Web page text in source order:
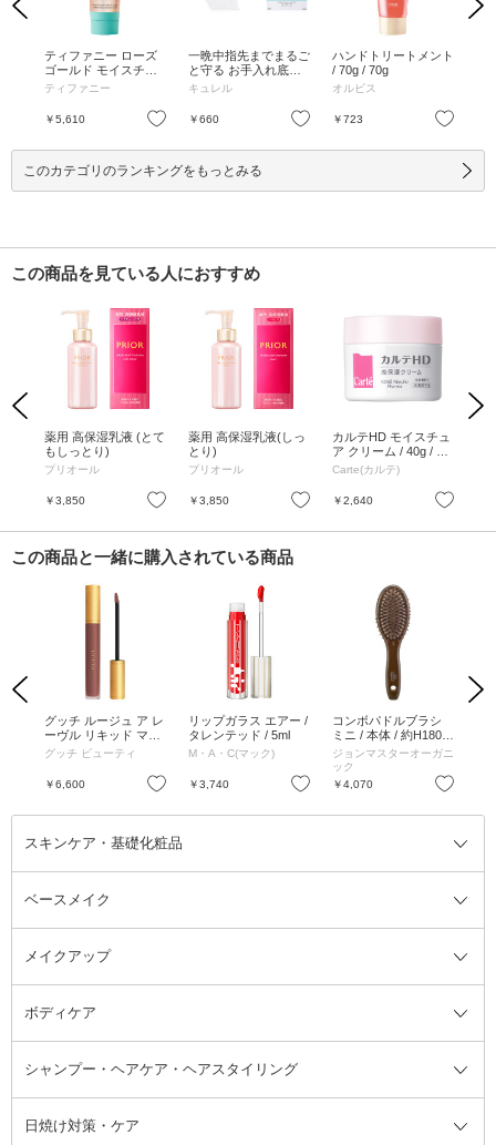
Previous
お気に入り
ティファニー ローズ
ゴールド モイスチャ
ライジング ハンドク
75mL
ティファニー
￥5,610 お気に入り
一晩中指先までまるご
と守る お手入れ底上
げ ハンドケアマスク /
(4枚入り)
キュレル
￥660 お気に入り
ハンドトリートメント
/ 70g / 70g
オルビス
￥723
Next
このカテゴリのランキングをもっとみる
この商品を見ている人におすすめ
Previous
お気に入り
薬用 高保湿乳液 (とて
もしっとり)
プリオール
￥3,850 お気に入り
薬用 高保湿乳液(しっ
とり)
プリオール
￥3,850 お気に入り
カルテHD モイスチュ
ア クリーム / 40g / 無
香料
Carte(カルテ)
￥2,640
Next
この商品と一緒に購入されている商品
Previous
お気に入り
グッチ ルージュ ア レ
ーヴル リキッド マッ
ト / 223 イサベル ロー
フトマットな仕上がり
で色移りしにくい
グッチ ビューティ
￥6,600 お気に入り
リップガラス エアー /
タレンテッド / 5ml
M・A・C(マック)
￥3,740 お気に入り
コンボパドルブラシ
ミニ / 本体 / 約H180×
W54×D37mm
ジョンマスターオーガニ
ック
￥4,070
Next
スキンケア・基礎化粧品
スキンケア・基礎化粧品全て
洗顔料
美容液
オールインワン化粧品 フェイスクリーム
フェイスオイル・バーム
ベースメイク
ベースメイク全て
BBクリーム
コンシーラー ファンデーション
フェイスパウダー
メイクアップ
メイクアップ全て
まつげ美容液 つけまつげ
アイシャドウ
ボディケア
ボディケア全て
ボディソープ・ハンドソープ・石
けん
ボディケア
シャンプー・ヘアケア・ヘアスタイリング
シャンプー・ヘアケア・ヘアスタ
イリング全て
日焼け対策・ケア